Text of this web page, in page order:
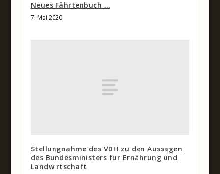
Neues Fährtenbuch …
7. Mai 2020
Stellungnahme des VDH zu den Aussagen
des Bundesministers für Ernährung und
Landwirtschaft͏